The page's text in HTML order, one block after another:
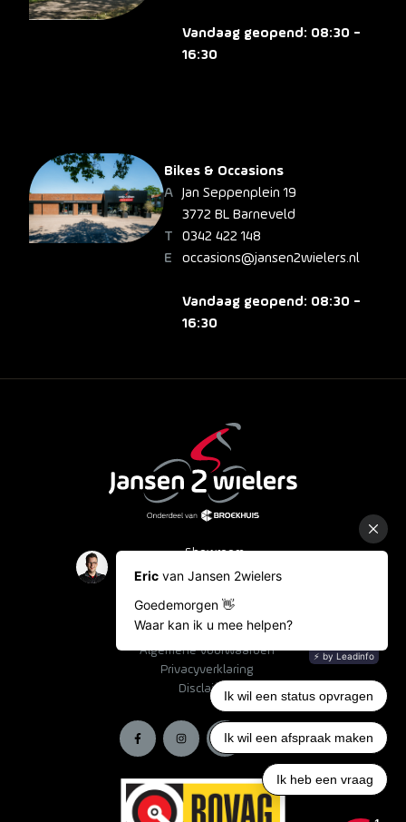
Vandaag geopend: 08:30 -
16:30
Bikes & Occasions
Jan Seppenplein 19
3772 BL Barneveld
0342 422 148
occasions@jansen2wielers.nl
Vandaag geopend: 08:30 -
16:30
Showroom
Occasions
Bestelinformatie
Algemene voorwaarden
Privacyverklaring
Disclaimer